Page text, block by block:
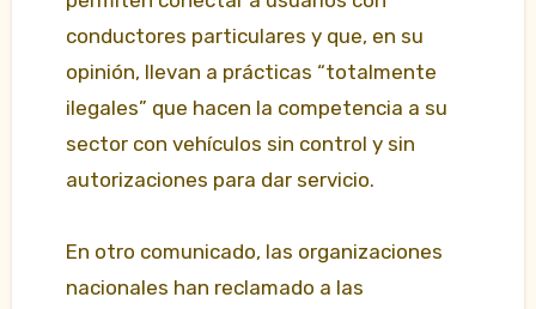
conductores particulares y que, en su
opinión, llevan a prácticas “totalmente
ilegales” que hacen la competencia a su
sector con vehículos sin control y sin
autorizaciones para dar servicio.
En otro comunicado, las organizaciones
nacionales han reclamado a las